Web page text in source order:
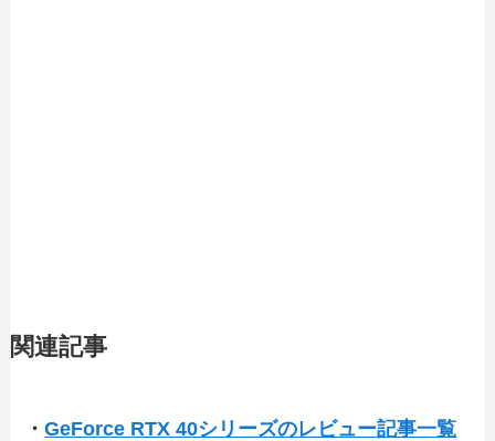
関連記事
・GeForce RTX 40シリーズのレビュー記事一覧